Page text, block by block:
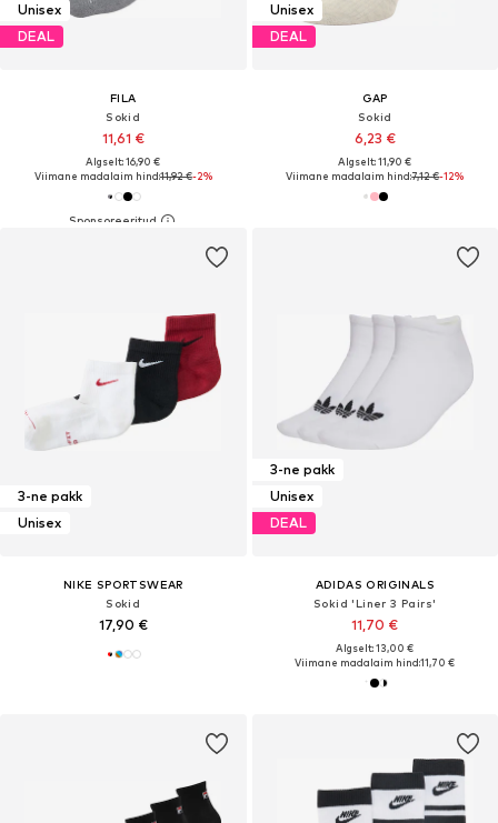
Unisex
DEAL
FILA
Sokid
11,61 €
Algselt: 16,90 €
Viimane madalaim hind:11,92 €-2%
Unisex
DEAL
GAP
Sokid
6,23 €
Algselt: 11,90 €
Viimane madalaim hind:7,12 €-12%
3-ne pakk
Unisex
NIKE SPORTSWEAR
Sokid
17,90 €
3-ne pakk
Unisex
DEAL
ADIDAS ORIGINALS
Sokid 'Liner 3 Pairs'
11,70 €
Algselt: 13,00 €
Viimane madalaim hind:11,70 €